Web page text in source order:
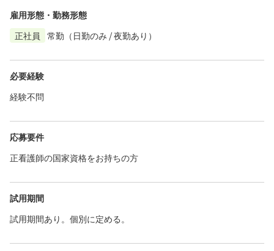
雇用形態・勤務形態
正社員
常勤（日勤のみ / 夜勤あり）
必要経験
経験不問
応募要件
正看護師の国家資格をお持ちの方
試用期間
試用期間あり。個別に定める。